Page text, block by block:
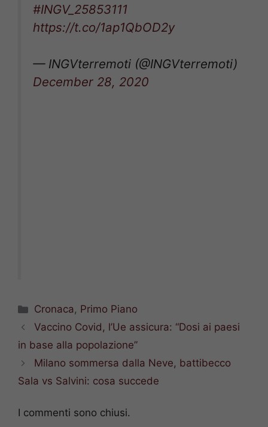
#INGV_25853111
https://t.co/1ap1QbOD2y
— INGVterremoti (@INGVterremoti)
December 28, 2020
Categorie
Cronaca, Primo Piano
Vaccino Covid, l’Ue assicura: “Dosi ai paesi
in base alla popolazione”
Milano sommersa dalla Neve, battibecco
Sala vs Salvini: cosa succede
I commenti sono chiusi.